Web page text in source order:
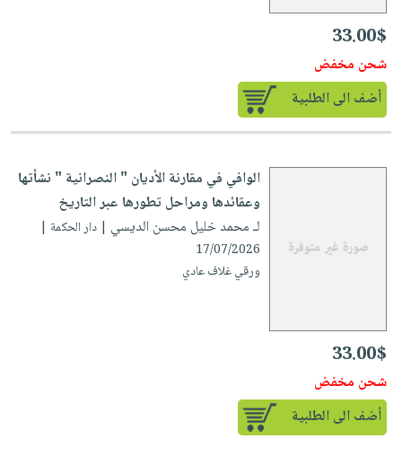
33.00$
شحن مخفض
أضف الى الطلبية
الوافي في مقارنة الأديان " النصرانية " نشأتها
وعقائدها ومراحل تطورها عبر التاريخ
لـ محمد خليل محسن الديسي | دار الحكمة |
17/07/2026
ورقي غلاف عادي
33.00$
شحن مخفض
أضف الى الطلبية